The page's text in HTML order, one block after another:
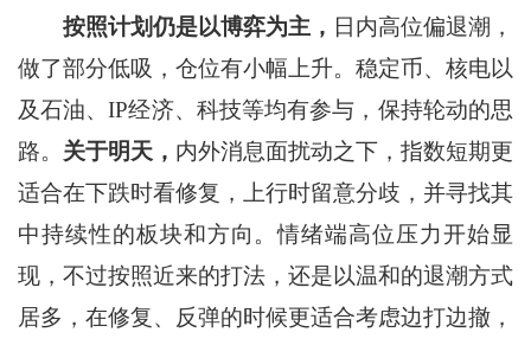
按照计划仍是以博弈为主， 日内高位偏退潮，
做了部分低吸，仓位有小幅上升。稳定币、核电以
及石油、IP经济、科技等均有参与，保持轮动的思
路。 关于明天， 内外消息面扰动之下，指数短期更
适合在下跌时看修复，上行时留意分歧，并寻找其
中持续性的板块和方向。情绪端高位压力开始显
现，不过按照近来的打法，还是以温和的退潮方式
居多，在修复、反弹的时候更适合考虑边打边撤，